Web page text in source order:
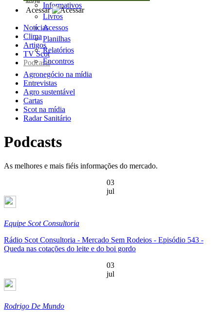
Informativos
Livros
Acessos
Planilhas
Relatórios
Encontros
Acessar
Notícias
Clima
Artigos
TV Scot
Podcasts
Agronegócio na mídia
Entrevistas
Agro sustentável
Cartas
Scot na mídia
Radar Sanitário
Podcasts
As melhores e mais fiéis informações do mercado.
03
jul
Equipe Scot Consultoria
Rádio Scot Consultoria - Mercado Sem Rodeios - Episódio 543 -
Queda nas cotações do leite e do boi gordo
03
jul
Rodrigo De Mundo